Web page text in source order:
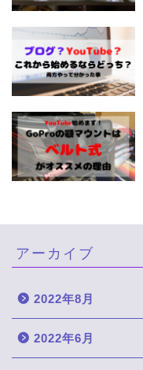
アーカイブ
2022年8月
2022年6月